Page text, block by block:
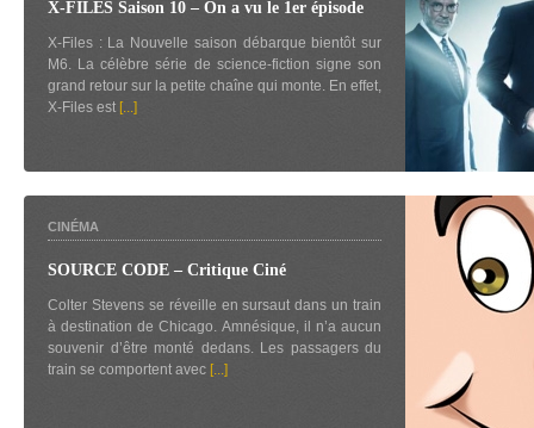
X-FILES Saison 10 – On a vu le 1er épisode
X-Files : La Nouvelle saison débarque bientôt sur
M6. La célèbre série de science-fiction signe son
grand retour sur la petite chaîne qui monte. En effet,
X-Files est [...]
CINÉMA
SOURCE CODE – Critique Ciné
Colter Stevens se réveille en sursaut dans un train
à destination de Chicago. Amnésique, il n’a aucun
souvenir d’être monté dedans. Les passagers du
train se comportent avec [...]